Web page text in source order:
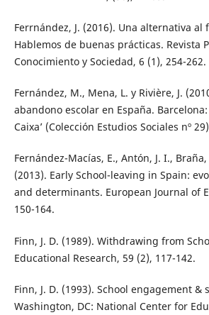
Ferrnández, J. (2016). Una alternativa al
Hablemos de buenas prácticas. Revista
Conocimiento y Sociedad, 6 (1), 254-262.
Fernández, M., Mena, L. y Rivière, J.
abandono escolar en España. Barcelona:
Caixa’ (Colección Estudios Sociales nº
Fernández-Macías, E., Antón, J. I., Braña,
(2013). Early School-leaving in Spain:
and determinants. European Journal of
150-164.
Finn, J. D. (1989). Withdrawing from
Educational Research, 59 (2), 117-142.
Finn, J. D. (1993). School engagement &
Washington, DC: National Center for